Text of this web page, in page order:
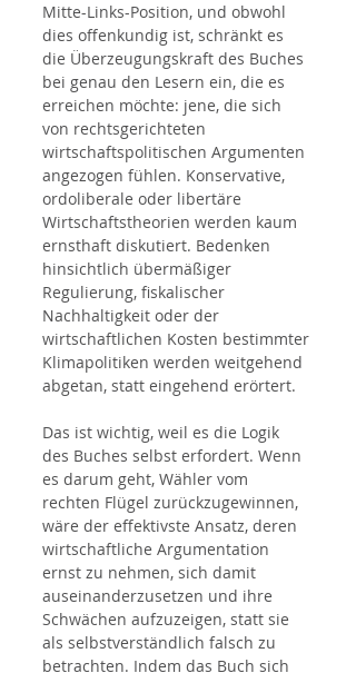
Mitte-Links-Position, und obwohl
dies offenkundig ist, schränkt es
die Überzeugungskraft des Buches
bei genau den Lesern ein, die es
erreichen möchte: jene, die sich
von rechtsgerichteten
wirtschaftspolitischen Argumenten
angezogen fühlen. Konservative,
ordoliberale oder libertäre
Wirtschaftstheorien werden kaum
ernsthaft diskutiert. Bedenken
hinsichtlich übermäßiger
Regulierung, fiskalischer
Nachhaltigkeit oder der
wirtschaftlichen Kosten bestimmter
Klimapolitiken werden weitgehend
abgetan, statt eingehend erörtert.
Das ist wichtig, weil es die Logik
des Buches selbst erfordert. Wenn
es darum geht, Wähler vom
rechten Flügel zurückzugewinnen,
wäre der effektivste Ansatz, deren
wirtschaftliche Argumentation
ernst zu nehmen, sich damit
auseinanderzusetzen und ihre
Schwächen aufzuzeigen, statt sie
als selbstverständlich falsch zu
betrachten. Indem das Buch sich